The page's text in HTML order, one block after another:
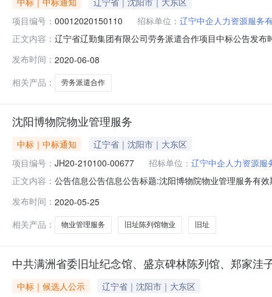
项目编号： 00012020150110 招标单位： 辽宁中企人力资源服务
正文内容： 辽宁省辽勤集团有限公司劳务派遣合作项目中标公告发
候选人情况如下：名次投标人名称1辽宁中企人力资源服
话：024-815
发布时间： 2020-06-08
相关产品：
劳务派遣合作
沈阳博物院物业管理服务
中标｜中标通知
辽宁省｜沈阳市｜大东区
项目编号： JH20-210100-00677 招标单位： 辽宁中企人力资源服
正文内容： 公告信息公告信息公告标题:沈阳博物院物业管理服务有
址陈列馆、沈阳审判日本战犯法庭旧址陈列馆物业项目
发布时间： 2020-05-25
相关产品：
物业管理服务 旧址陈列馆物业 旧址
中共满洲省委旧址纪念馆、盛京碑林陈列馆、郑家洼
中标｜候选人公示 辽宁省｜沈阳市｜大东区